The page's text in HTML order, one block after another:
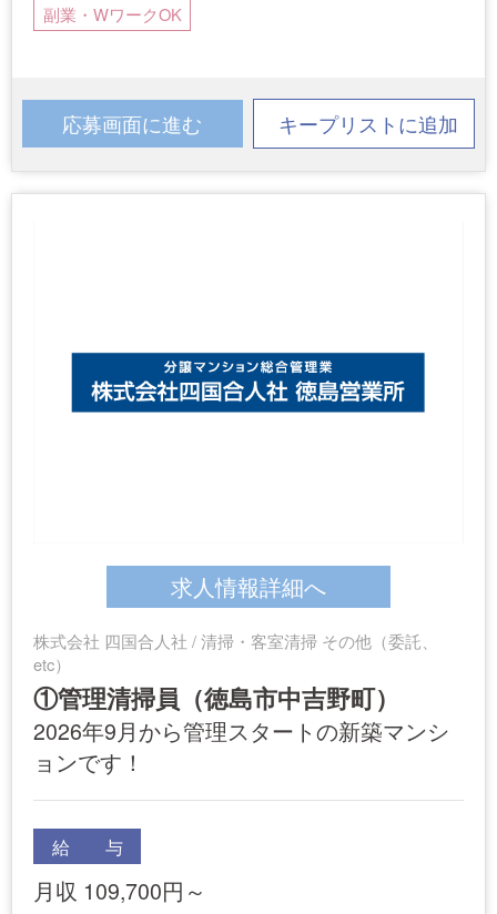
副業・WワークOK
応募画面に進む キープリストに追加
求人情報詳細へ
株式会社 四国合人社 / 清掃・客室清掃 その他（委託、
etc）
①管理清掃員（徳島市中吉野町）
2026年9月から管理スタートの新築マンシ
ョンです！
給 与
月収 109,700円～